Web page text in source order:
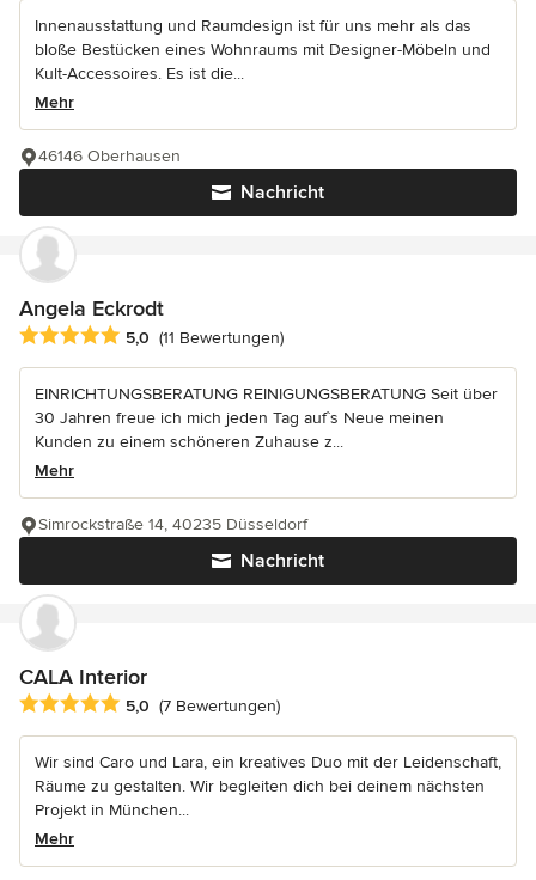
Innenausstattung und Raumdesign ist für uns mehr als das
bloße Bestücken eines Wohnraums mit Designer-Möbeln und
Kult-Accessoires. Es ist die...
Mehr
Nachricht
46146 Oberhausen
Angela Eckrodt
Durchschnittliche Bewertung: 5 von 5 Sternen
5,0 (11 Bewertungen)
EINRICHTUNGSBERATUNG REINIGUNGSBERATUNG Seit über
30 Jahren freue ich mich jeden Tag auf`s Neue meinen
Kunden zu einem schöneren Zuhause z...
Mehr
Nachricht
Simrockstraße 14, 40235 Düsseldorf
CALA Interior
Durchschnittliche Bewertung: 5 von 5 Sternen
5,0 (7 Bewertungen)
Wir sind Caro und Lara, ein kreatives Duo mit der Leidenschaft,
Räume zu gestalten. Wir begleiten dich bei deinem nächsten
Projekt in München...
Mehr